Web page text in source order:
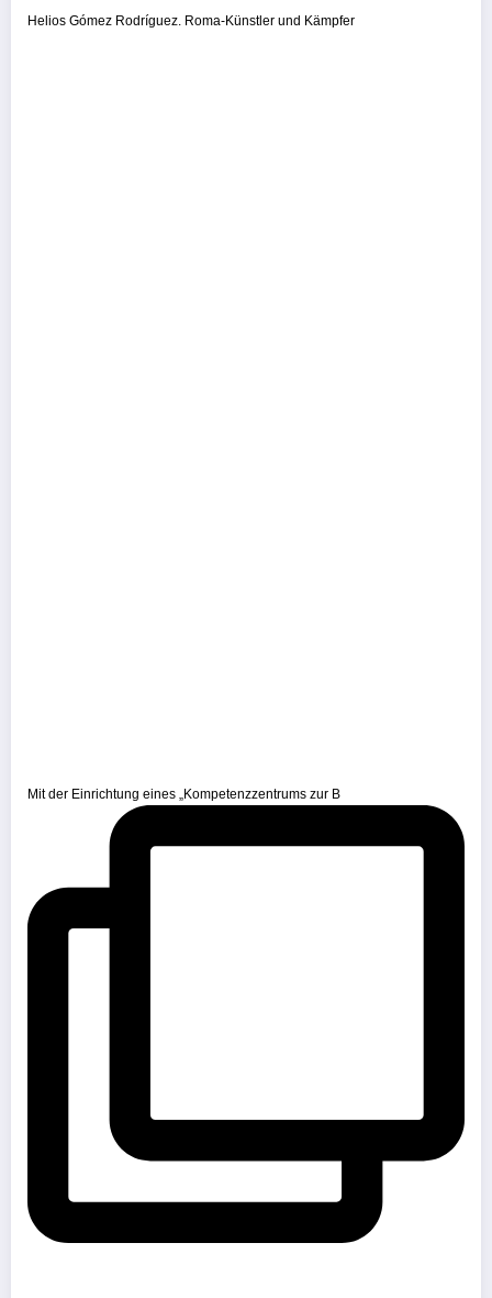
Helios Gómez Rodríguez. Roma-Künstler und Kämpfer
Mit der Einrichtung eines „Kompetenzzentrums zur B